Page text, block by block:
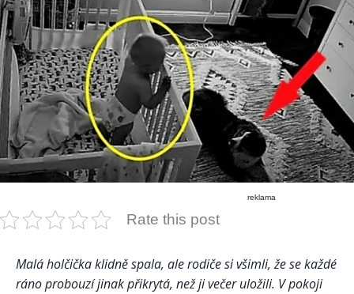
reklama
Rate this post
Malá holčička klidně spala, ale rodiče si všimli, že se každé
ráno probouzí jinak přikrytá, než ji večer uložili. V pokoji